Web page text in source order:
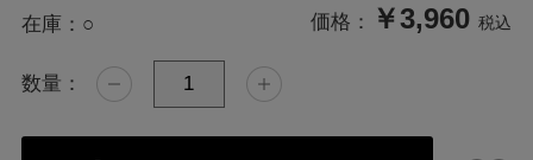
在庫： ○ 価格： ￥3,960 税込
数量：